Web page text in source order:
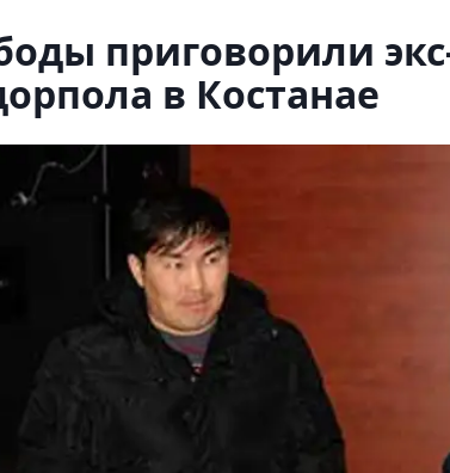
приговорили
в Костанае